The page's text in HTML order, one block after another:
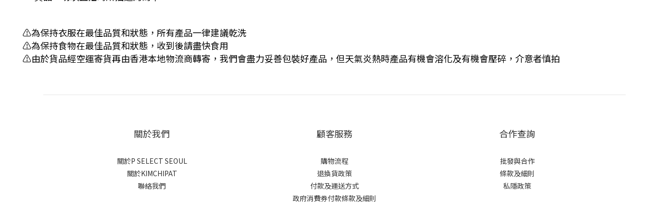
⚠️為保持衣服在最佳品質和狀態，所有產品一律建議乾洗
⚠️為保持食物在最佳品質和狀態，收到後請盡快食用
⚠️由於貨品經空運寄貨再由香港本地物流商轉寄，我們會盡力妥善包裝好產品，但天氣炎熱時產品有機會溶化及有機會壓碎，介意者慎拍
關於我們
關於P SELECT SEOUL
關於KIMCHIPAT
聯絡我們
顧客服務
購物流程
退換貨政策
付款及運送方式
政府消費券付款條款及細則
合作查詢
批發與合作
條款及細則
私隱政策